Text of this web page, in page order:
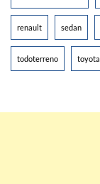
renault sedan
todoterreno toyota